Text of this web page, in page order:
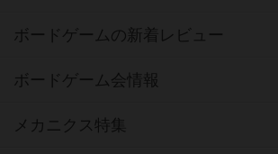
ボードゲームの新着レビュー
ボードゲーム会情報
メカニクス特集